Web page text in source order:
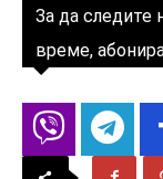
За да следите
време,